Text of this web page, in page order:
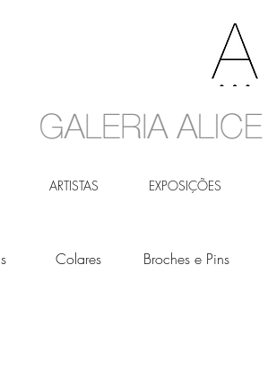
ARTISTAS EXPOSIÇÕES
Colares Broches e Pins